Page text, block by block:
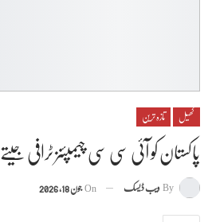
کھیل تازہ ترین
پاکستان کو آئی سی سی چیمپئنز ٹرافی جیتے 9 برس بیت گئے
By ویب ڈیسک On جون 18, 2026